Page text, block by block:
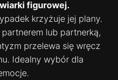
figurowej.
krzyżuje jej plany.
lub partnerką,
przelewa się wręcz
Idealny wybór dla